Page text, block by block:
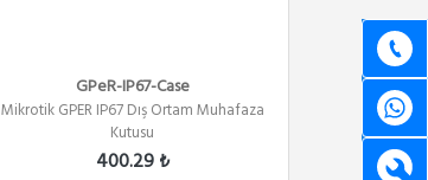
GPeR-IP67-Case
Mikrotik GPER IP67 Dış Ortam Muhafaza
Kutusu
400.29 ₺